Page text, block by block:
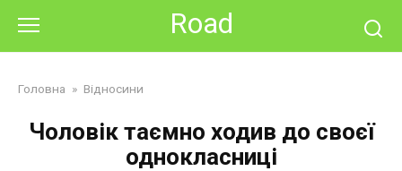
content
Road
Головна » Відносини
Чоловік таємно ходив до своєї
однокласниці